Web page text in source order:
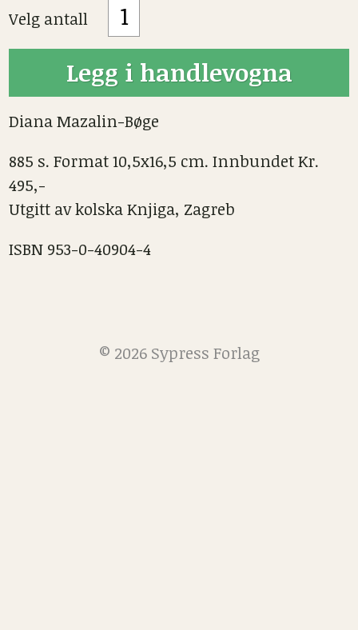
Velg antall
Diana Mazalin-Bøge
885 s. Format 10,5x16,5 cm. Innbundet Kr.
495,-
Utgitt av kolska Knjiga, Zagreb
ISBN 953-0-40904-4
© 2026 Sypress Forlag